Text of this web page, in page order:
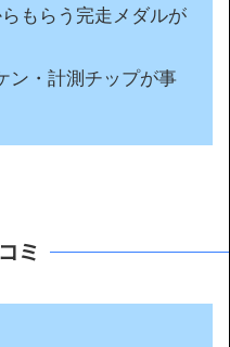
もらう完走メダルが
ン・計測チップが事
ミ